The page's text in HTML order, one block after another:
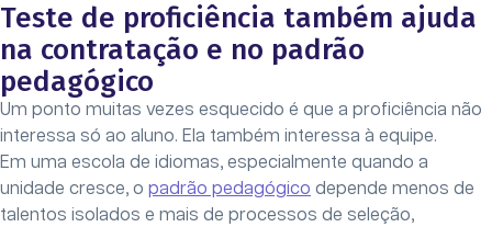
Teste de proficiência também ajuda
na contratação e no padrão
pedagógico
Um ponto muitas vezes esquecido é que a proficiência não
interessa só ao aluno. Ela também interessa à equipe.
Em uma escola de idiomas, especialmente quando a
unidade cresce, o padrão pedagógico depende menos de
talentos isolados e mais de processos de seleção,